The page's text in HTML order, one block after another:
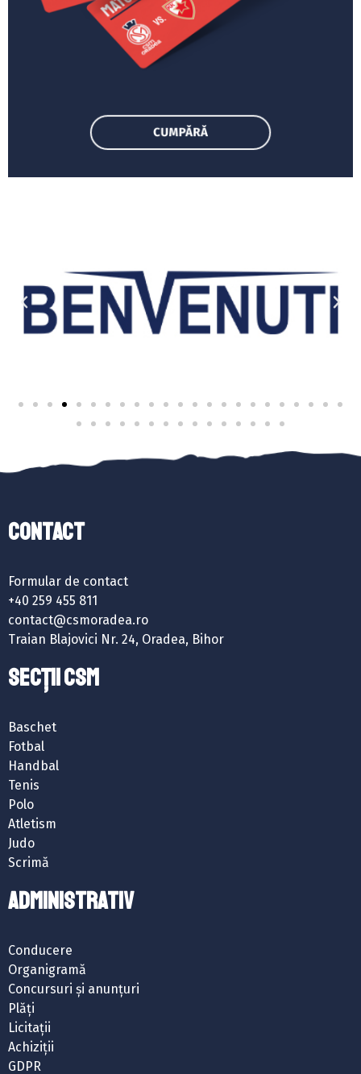
Contact
Formular de contact
+40 259 455 811
contact@csmoradea.ro
Traian Blajovici Nr. 24, Oradea, Bihor
SECȚII CSM
Baschet
Fotbal
Handbal
Tenis
Polo
Atletism
Judo
Scrimă
ADMINISTRATIV
Conducere
Organigramă
Concursuri și anunțuri
Plăți
Licitații
Achiziții
GDPR